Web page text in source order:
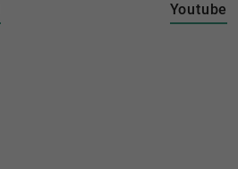
Youtube